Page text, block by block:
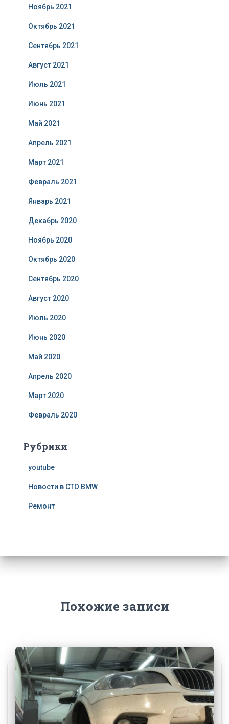
Ноябрь 2021
Октябрь 2021
Сентябрь 2021
Август 2021
Июль 2021
Июнь 2021
Май 2021
Апрель 2021
Март 2021
Февраль 2021
Январь 2021
Декабрь 2020
Ноябрь 2020
Октябрь 2020
Сентябрь 2020
Август 2020
Июль 2020
Июнь 2020
Май 2020
Апрель 2020
Март 2020
Февраль 2020
Рубрики
youtube
Новости в СТО BMW
Ремонт
Похожие записи